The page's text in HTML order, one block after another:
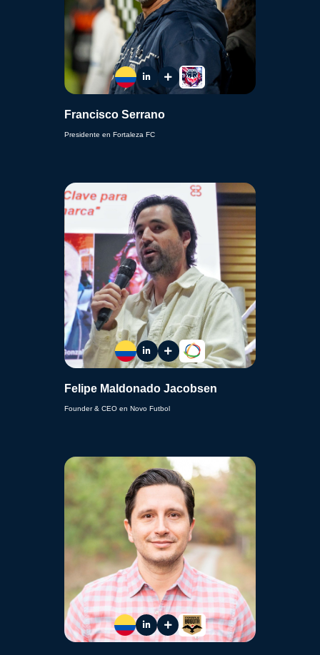
Francisco Serrano
Presidente en Fortaleza FC
Felipe Maldonado Jacobsen
Founder & CEO en Novo Futbol